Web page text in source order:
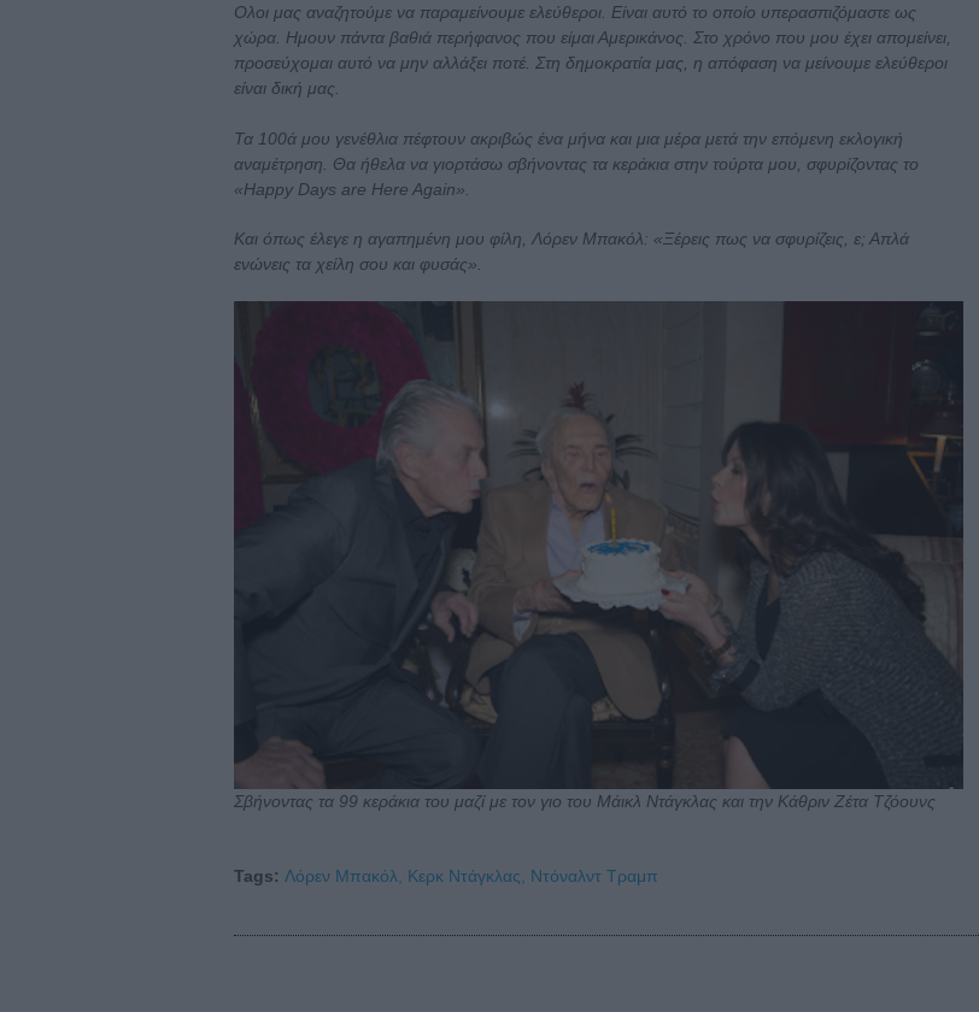
Ολοι μας αναζητούμε να παραμείνουμε ελεύθεροι. Είναι αυτό το οποίο υπερασπιζόμαστε ως
χώρα. Ημουν πάντα βαθιά περήφανος που είμαι Αμερικάνος. Στο χρόνο που μου έχει απομείνει,
προσεύχομαι αυτό να μην αλλάξει ποτέ. Στη δημοκρατία μας, η απόφαση να μείνουμε ελεύθεροι
είναι δική μας.
Τα 100ά μου γενέθλια πέφτουν ακριβώς ένα μήνα και μια μέρα μετά την επόμενη εκλογική
αναμέτρηση. Θα ήθελα να γιορτάσω σβήνοντας τα κεράκια στην τούρτα μου, σφυρίζοντας το
«Happy Days are Here Again».
Και όπως έλεγε η αγαπημένη μου φίλη, Λόρεν Μπακόλ: «Ξέρεις πως να σφυρίζεις, ε; Απλά
ενώνεις τα χείλη σου και φυσάς».
Σβήνοντας τα 99 κεράκια του μαζί με τον γιο του Μάικλ Ντάγκλας και την Κάθριν Ζέτα Τζόουνς
Tags: Λόρεν Μπακόλ, Κερκ Ντάγκλας, Ντόναλντ Τραμπ